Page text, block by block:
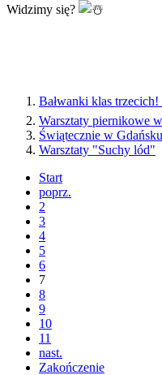
Widzimy się?
Bałwanki klas
Warsztaty piernikowe
Świątecznie w Gdańsku
Warsztaty "Suchy lód"
Start
poprz.
2
3
4
5
6
7
8
9
10
11
nast.
Zakończenie